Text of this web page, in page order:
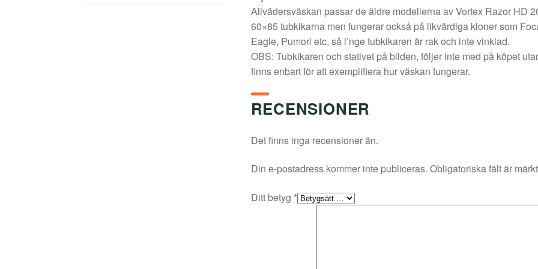
Allvädersväskan passar de äldre modellerna av Vortex Razor HD
60×85 tubkikarna men fungerar också på likvärdiga kloner som
Eagle, Pumori etc, så l’nge tubkikaren är rak och inte vinklad.
OBS: Tubkikaren och stativet på bilden, följer inte med på köpet
finns enbart för att exemplifiera hur väskan fungerar.
RECENSIONER
Det finns inga recensioner än.
Din e-postadress kommer inte publiceras. Obligatoriska fält är
Ditt betyg *